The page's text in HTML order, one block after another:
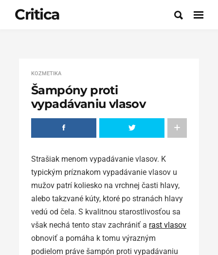
Critica
KOZMETIKA
Šampóny proti
vypadávaniu vlasov
Strašiak menom vypadávanie vlasov. K
typickým príznakom vypadávanie vlasov u
mužov patrí koliesko na vrchnej časti hlavy,
alebo takzvané kúty, ktoré po stranách hlavy
vedú od čela. S kvalitnou starostlivosťou sa
však nechá tento stav zachrániť a rast vlasov
obnoviť a pomáha k tomu výrazným
podielom práve šampón proti vypadávaniu